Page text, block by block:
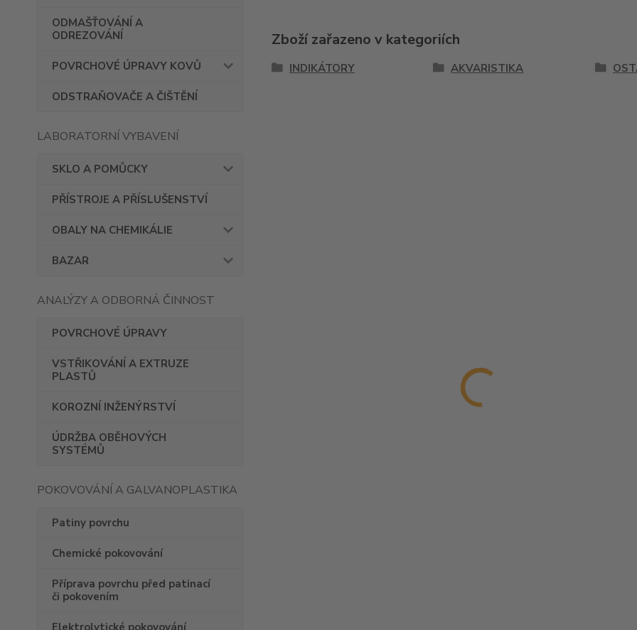
ODMAŠŤOVÁNÍ A
ODREZOVÁNÍ
POVRCHOVÉ ÚPRAVY KOVŮ
ODSTRAŇOVAČE A ČIŠTĚNÍ
LABORATORNÍ VYBAVENÍ
SKLO A POMŮCKY
PŘÍSTROJE A PŘÍSLUŠENSTVÍ
OBALY NA CHEMIKÁLIE
BAZAR
ANALÝZY A ODBORNÁ ČINNOST
POVRCHOVÉ ÚPRAVY
VSTŘIKOVÁNÍ A EXTRUZE
PLASTŮ
KOROZNÍ INŽENÝRSTVÍ
ÚDRŽBA OBĚHOVÝCH
SYSTÉMŮ
POKOVOVÁNÍ A GALVANOPLASTIKA
Patiny povrchu
Chemické pokovování
Příprava povrchu před patinací
či pokovením
Elektrolytické pokovování
Zboží zařazeno v kategoriích
INDIKÁTORY AKVARISTIKA